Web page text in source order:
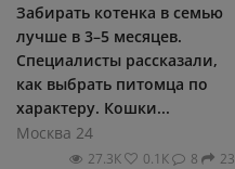
Забирать котенка в семью
лучше в 3–5 месяцев.
Специалисты рассказали,
как выбрать питомца по
характеру. Кошки...
Москва 24
27.3К 0.1К 8 23